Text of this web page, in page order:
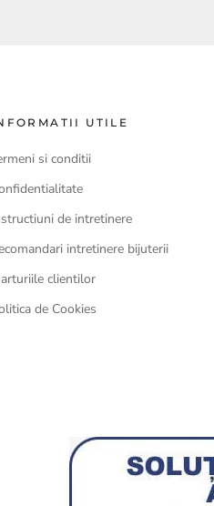
UTILE
si conditii
de intretinere
intretinere bijuterii
clientilor
de Cookies